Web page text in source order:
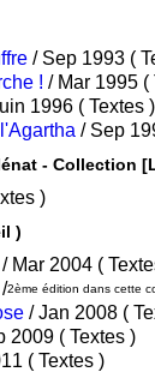
/
!
/ Juin 1996 ( Textes )
Labyrinthes - Intégrale (
( Textes )
Soleil )
/ Mar 2004 (
/2ème édition dans cette
/ Jan
/ Sep 2009 ( Textes )
/ Fév 2011 ( Textes )